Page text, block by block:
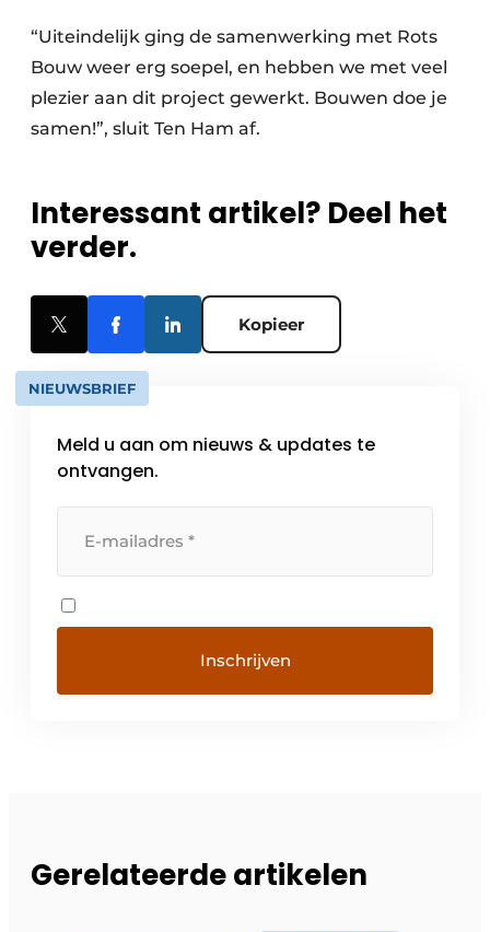
“Uiteindelijk ging de samenwerking met Rots
Bouw weer erg soepel, en hebben we met veel
plezier aan dit project gewerkt. Bouwen doe je
samen!”, sluit Ten Ham af.
Interessant artikel? Deel het
verder.
Kopieer
NIEUWSBRIEF
Meld u aan om nieuws & updates te
ontvangen.
Gerelateerde artikelen